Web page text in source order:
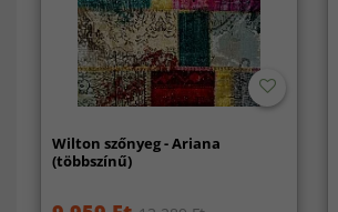
Wilton szőnyeg - Ariana
(többszínű)